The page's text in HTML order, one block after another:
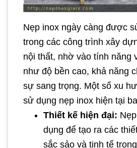
Nẹp inox ngày càng được
trong các công trình xây
nội thất, nhờ vào tính năng
như độ bền cao, khả năng
sự sang trọng. Một số xu
sử dụng nẹp inox hiện tại
Thiết kế hiện đại:
dụng để tạo ra các
sắc sảo và tinh tế